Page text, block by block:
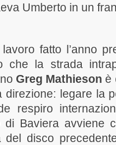
Umberto in un
lavoro fatto l’anno
che la strada
Greg Mathieson è
direzione: legare la
respiro
di Baviera avviene
del disco